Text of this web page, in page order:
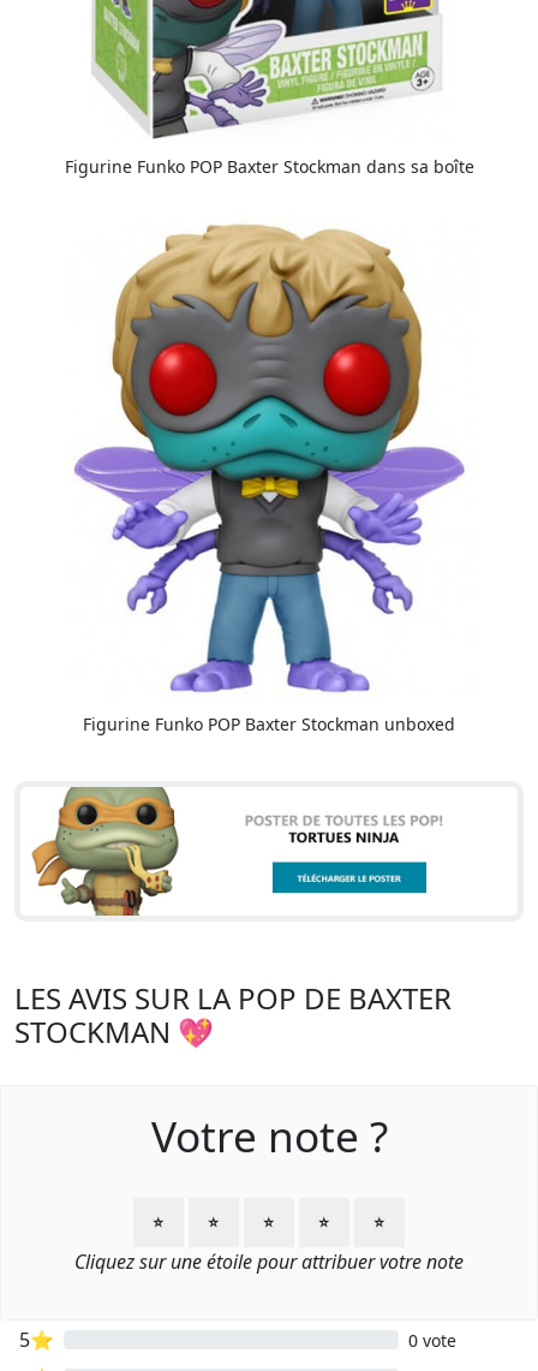
Figurine Funko POP Baxter Stockman dans sa boîte
Figurine Funko POP Baxter Stockman unboxed
LES AVIS SUR LA POP DE BAXTER
STOCKMAN 💖
Votre note ?
⭐ ⭐ ⭐ ⭐ ⭐
Cliquez sur une étoile pour attribuer votre note
5⭐ 0 vote